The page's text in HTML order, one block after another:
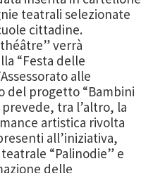
teatrali selezionate
cittadine.
verrà
“Festa delle
alle
del progetto “Bambini
tra l’altro, la
artistica rivolta
all’iniziativa,
“Palinodie” e
delle